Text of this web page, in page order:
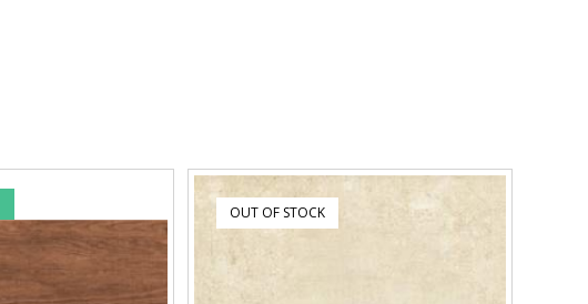
OUT OF STOCK